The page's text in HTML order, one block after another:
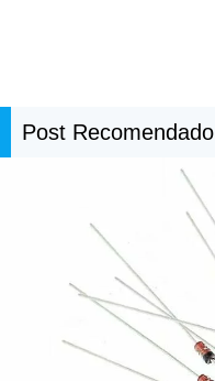
Post Recomendado